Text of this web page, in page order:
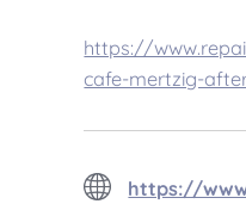
https://
cafe-mertzig-
https://